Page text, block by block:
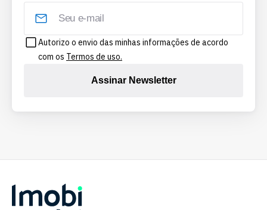
Autorizo o envio das minhas informações de acordo
com os Termos de uso.
Assinar Newsletter